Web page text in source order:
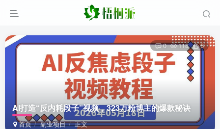
AI打造“反内耗段子”视频，323万粉博主的爆款秘诀
首页 副业项目 正文
0 118 6